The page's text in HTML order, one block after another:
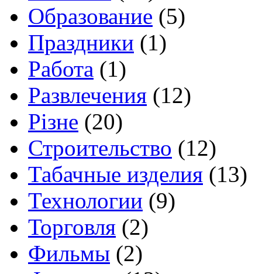
Образование (5)
Праздники (1)
Работа (1)
Развлечения (12)
Різне (20)
Строительство (12)
Табачные изделия (13)
Технологии (9)
Торговля (2)
Фильмы (2)